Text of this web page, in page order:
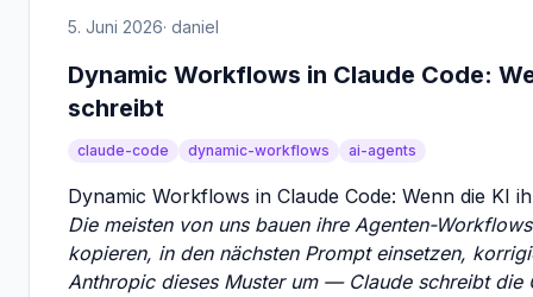
5. Juni 2026· daniel
Dynamic Workflows in Claude Code:
schreibt
claude-code dynamic-workflows ai-agents
Dynamic Workflows in Claude Code: Wenn die KI
Die meisten von uns bauen ihre Agenten-
kopieren, in den nächsten Prompt einsetzen,
Anthropic dieses Muster um — Claude schreibt die